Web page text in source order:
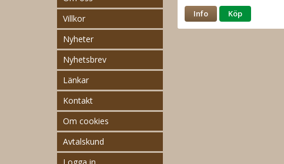
Villkor
Nyheter
Nyhetsbrev
Länkar
Kontakt
Om cookies
Avtalskund
Info Köp